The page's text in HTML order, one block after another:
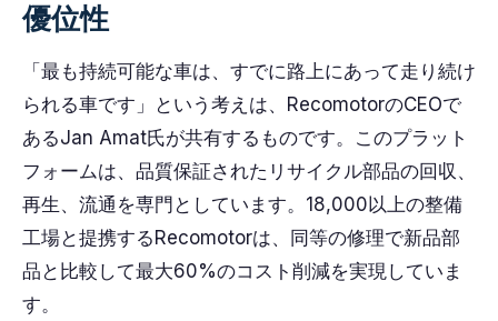
優位性
「最も持続可能な車は、すでに路上にあって走り続け
られる車です」という考えは、RecomotorのCEOで
あるJan Amat氏が共有するものです。このプラット
フォームは、品質保証されたリサイクル部品の回収、
再生、流通を専門としています。18,000以上の整備
工場と提携するRecomotorは、同等の修理で新品部
品と比較して最大60%のコスト削減を実現していま
す。